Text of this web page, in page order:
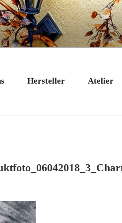
in Bad Tölz
Hersteller Atelier